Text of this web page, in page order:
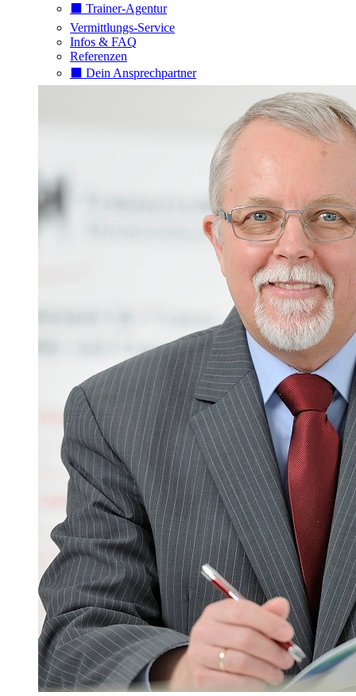
⬛️ Trainer-Agentur
Vermittlungs-Service
Infos & FAQ
Referenzen
⬛️ Dein Ansprechpartner